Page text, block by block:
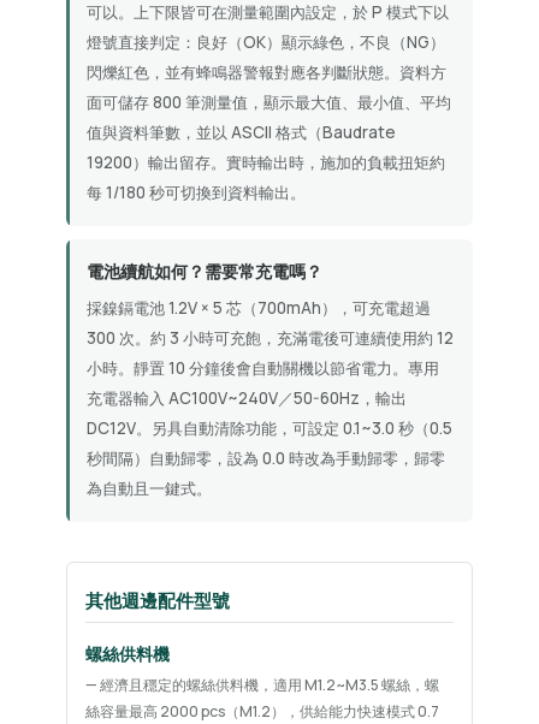
可以。上下限皆可在測量範圍內設定，於 P 模式下以
燈號直接判定：良好（OK）顯示綠色，不良（NG）
閃爍紅色，並有蜂鳴器警報對應各判斷狀態。資料方
面可儲存 800 筆測量值，顯示最大值、最小值、平均
值與資料筆數，並以 ASCII 格式（Baudrate
19200）輸出留存。實時輸出時，施加的負載扭矩約
每 1/180 秒可切換到資料輸出。
電池續航如何？需要常充電嗎？
採鎳鎘電池 1.2V × 5 芯（700mAh），可充電超過
300 次。約 3 小時可充飽，充滿電後可連續使用約 12
小時。靜置 10 分鐘後會自動關機以節省電力。專用
充電器輸入 AC100V~240V／50-60Hz，輸出
DC12V。另具自動清除功能，可設定 0.1~3.0 秒（0.5
秒間隔）自動歸零，設為 0.0 時改為手動歸零，歸零
為自動且一鍵式。
其他週邊配件型號
螺絲供料機
— 經濟且穩定的螺絲供料機，適用 M1.2~M3.5 螺絲，螺
絲容量最高 2000 pcs（M1.2），供給能力快速模式 0.7